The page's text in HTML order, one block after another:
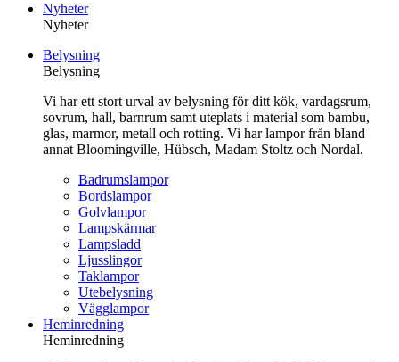
innehåll
Nyheter
Nyheter
Belysning
Belysning
Vi har ett stort urval av belysning för ditt kök, vardagsrum,
sovrum, hall, barnrum samt uteplats i material som bambu,
glas, marmor, metall och rotting. Vi har lampor från bland
annat Bloomingville, Hübsch, Madam Stoltz och Nordal.
Badrumslampor
Bordslampor
Golvlampor
Lampskärmar
Lampsladd
Ljusslingor
Taklampor
Utebelysning
Vägglampor
Heminredning
Heminredning